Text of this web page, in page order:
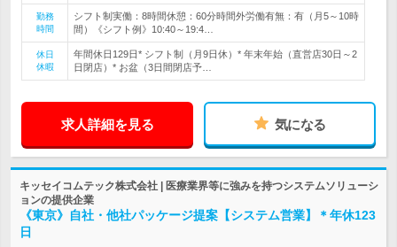
勤務
時間
シフト制実働：8時間休憩：60分時間外労働有無：有（月5～10時
間）《シフト例》10:40～19:4…
休日
休暇
年間休日129日* シフト制（月9日休）* 年末年始（直営店30日～2
日閉店）* お盆（3日間閉店予…
求人詳細を見る 気になる
キッセイコムテック株式会社 | 医療業界等に強みを持つシステムソリューシ
ョンの提供企業
《東京》自社・他社パッケージ提案【システム営業】＊年休123
日